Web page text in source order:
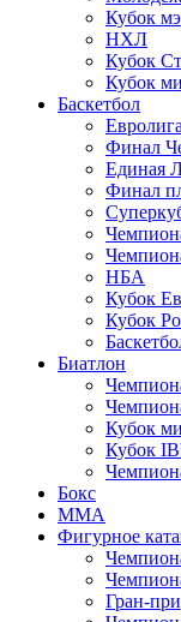
Кубок
НХЛ
Кубок
Кубок
Баскетбол
Евролига
Финал
Единая
Финал
НБА
Кубок
Кубок
Биатлон
Кубок
Кубок
Бокс
MMA
Фигурное
Гран-при